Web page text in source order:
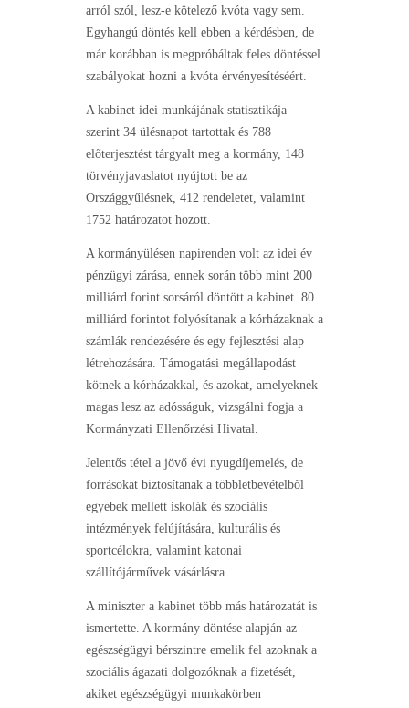
arról szól, lesz-e kötelező kvóta vagy sem.
Egyhangú döntés kell ebben a kérdésben, de
már korábban is megpróbáltak feles döntéssel
szabályokat hozni a kvóta érvényesítéséért.
A kabinet idei munkájának statisztikája
szerint 34 ülésnapot tartottak és 788
előterjesztést tárgyalt meg a kormány, 148
törvényjavaslatot nyújtott be az
Országgyűlésnek, 412 rendeletet, valamint
1752 határozatot hozott.
A kormányülésen napirenden volt az idei év
pénzügyi zárása, ennek során több mint 200
milliárd forint sorsáról döntött a kabinet. 80
milliárd forintot folyósítanak a kórházaknak a
számlák rendezésére és egy fejlesztési alap
létrehozására. Támogatási megállapodást
kötnek a kórházakkal, és azokat, amelyeknek
magas lesz az adósságuk, vizsgálni fogja a
Kormányzati Ellenőrzési Hivatal.
Jelentős tétel a jövő évi nyugdíjemelés, de
forrásokat biztosítanak a többletbevételből
egyebek mellett iskolák és szociális
intézmények felújítására, kulturális és
sportcélokra, valamint katonai
szállítójárművek vásárlásra.
A miniszter a kabinet több más határozatát is
ismertette. A kormány döntése alapján az
egészségügyi bérszintre emelik fel azoknak a
szociális ágazati dolgozóknak a fizetését,
akiket egészségügyi munkakörben